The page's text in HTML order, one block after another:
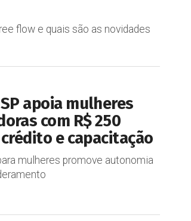
flow e quais são as novidades
apoia mulheres
com R$ 250
e capacitação
mulheres promove autonomia